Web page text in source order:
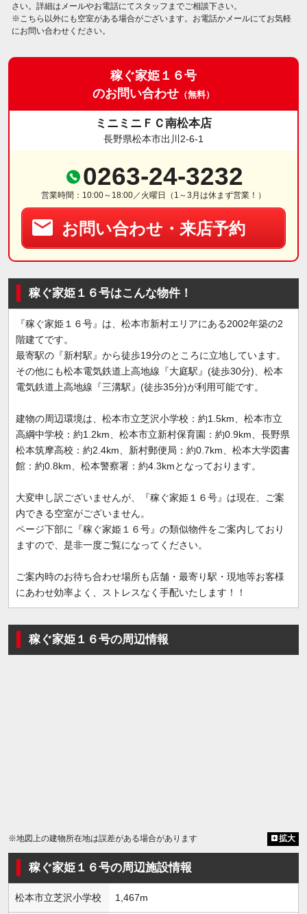
さい。詳細はメールやお電話にてスタッフまでご相談下さい。
※こちら以外にも空室がある場合がございます。お電話かメールにてお気軽
にお問い合わせください。
稼ぐ家姫１６号
のお問い合わせ （無料）
ミニミニＦＣ南松本店
長野県松本市出川2-6-1
0263-24-3232
営業時間：10:00～18:00／火曜日（1～3月は休まず営業！）
お問い合わせ・来店予約
稼ぐ家姫１６号はこんな物件！
『稼ぐ家姫１６号』は、松本市新村エリアにある2002年築の2
階建てです。
最寄駅の『新村駅』から徒歩19分のところに立地しています。
その他にも松本電気鉄道上高地線『大庭駅』(徒歩30分)、松本
電気鉄道上高地線『三溝駅』(徒歩35分)が利用可能です。
建物の周辺環境は、松本市立芝沢小学校：約1.5km、松本市立
高綱中学校：約1.2km、松本市立新村保育園：約0.9km、長野県
松本筑摩高校：約2.4km、新村郵便局：約0.7km、松本大学図書
館：約0.8km、松本警察署：約4.3kmとなっております。
大変申し訳ございませんが、『稼ぐ家姫１６号』は現在、ご案
内できる空室がございません。
ページ下部に『稼ぐ家姫１６号』の類似物件をご案内しており
ますので、是非一度ご覧になってください。
ご案内時のお待ち合わせ場所も店舗・最寄り駅・現地等お客様
にあわせ効率よく、ストレスなく手配いたします！！
稼ぐ家姫１６号の周辺情報
※地図上の建物所在地は誤差がある場合があります 拡大
稼ぐ家姫１６号の周辺施設情報
松本市立芝沢小学校 1,467m